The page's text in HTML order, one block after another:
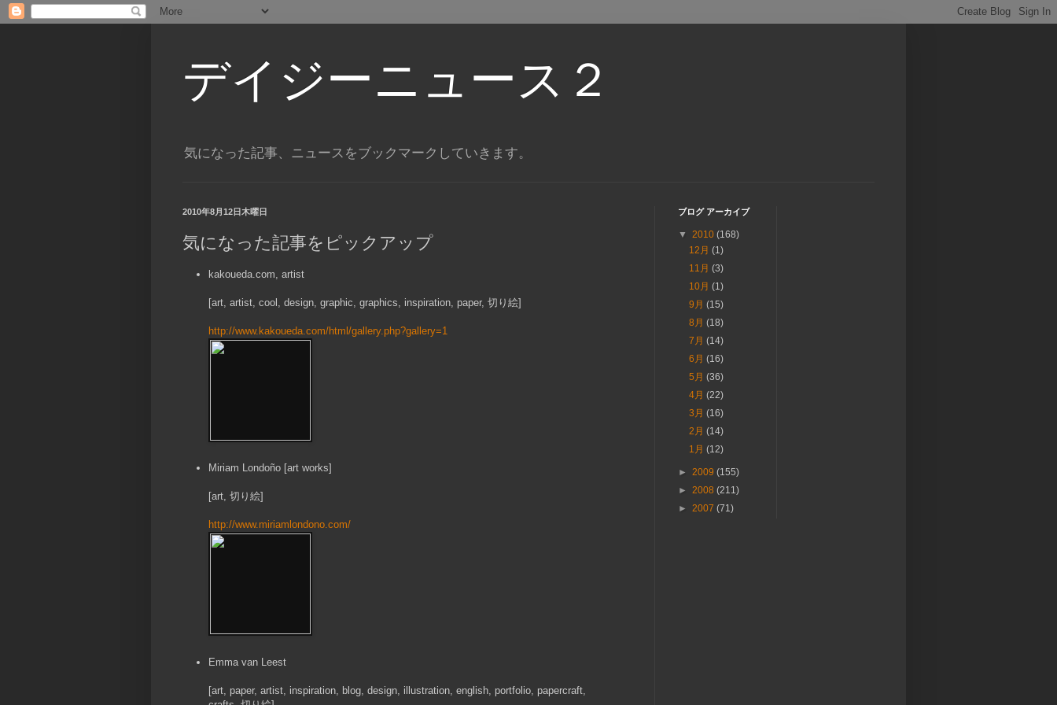
デイジーニュース２
気になった記事、ニュースをブックマークしていきます。
2010年8月12日木曜日
気になった記事をピックアップ
kakoueda.com, artist
[art, artist, cool, design, graphic, graphics, inspiration, paper, 切り絵]
http://www.kakoueda.com/html/gallery.php?gallery=1
Miriam Londoño [art works]
[art, 切り絵]
http://www.miriamlondono.com/
Emma van Leest
[art, paper, artist, inspiration, blog, design, illustration, english, portfolio, papercraft,
ブログ アーカイブ
▼ 2010 (168)
12月(1)
11月(3)
10月(1)
9月(15)
8月(18)
7月(14)
6月(16)
5月(36)
4月(22)
3月(16)
2月(14)
1月(12)
► 2009 (155)
► 2008 (211)
► 2007 (71)